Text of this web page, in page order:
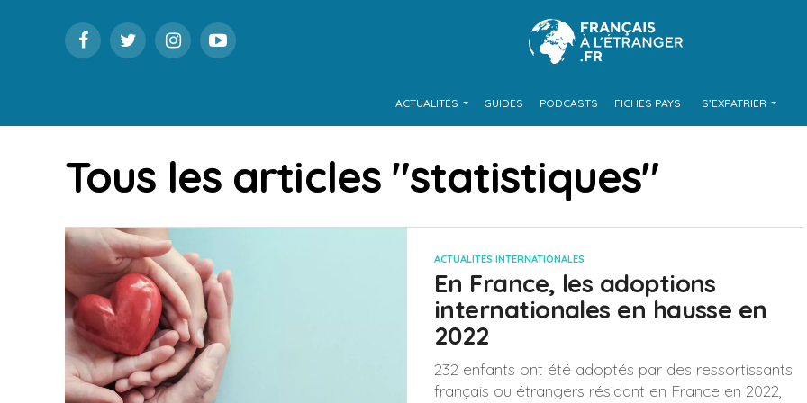
ACTUALITÉS GUIDES PODCASTS FICHES PAYS S’EXPATRIER
Tous les articles "statistiques"
ACTUALITÉS INTERNATIONALES
En France, les adoptions
internationales en hausse en
2022
232 enfants ont été adoptés par des ressortissants
français ou étrangers résidant en France en 2022,